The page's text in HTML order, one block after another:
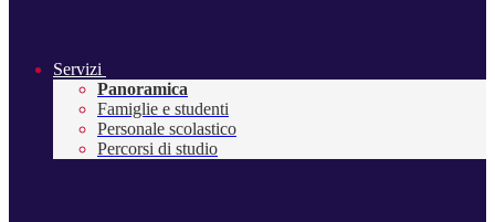
Servizi
Panoramica
Famiglie e studenti
Personale scolastico
Percorsi di studio